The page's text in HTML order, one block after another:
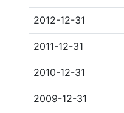
2012-12-31
2011-12-31
2010-12-31
2009-12-31